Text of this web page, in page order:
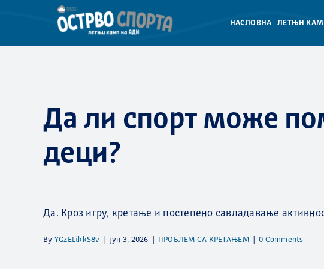
НАСЛОВНА ЛЕТЊИ
Да ли спорт може
деци?
Да. Кроз игру, кретање и постепено савладавање
By YGzELikkS8v јун 3, 2026 ПРОБЛЕМ СА КРЕТАЊЕМ 0 Comments